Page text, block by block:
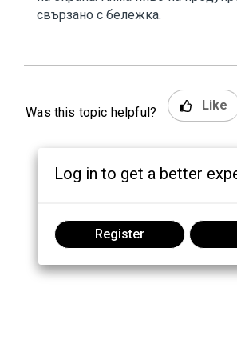
свързано с бележка.
Was this topic helpful? Like
Log in to get a better
Register